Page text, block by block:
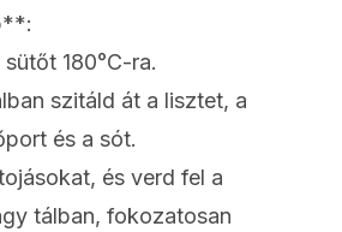
180°C-ra.
szitáld át a lisztet, a
és a sót.
és verd fel a
tálban, fokozatosan